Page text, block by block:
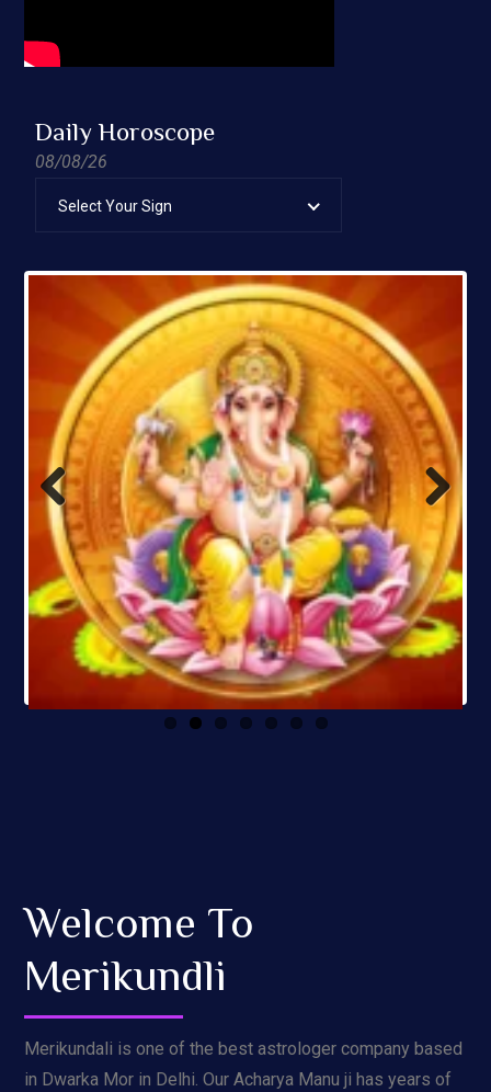
Daily Horoscope
08/08/26
Select Your Sign
Previous Next
Welcome To
Merikundli
Merikundali is one of the best astrologer company based
in Dwarka Mor in Delhi. Our Acharya Manu ji has years of